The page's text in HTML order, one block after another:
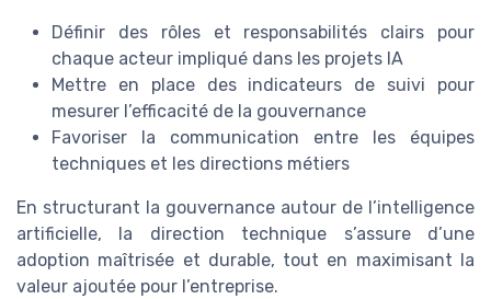
Définir des rôles et responsabilités clairs pour
chaque acteur impliqué dans les projets IA
Mettre en place des indicateurs de suivi pour
mesurer l’efficacité de la gouvernance
Favoriser la communication entre les équipes
techniques et les directions métiers
En structurant la gouvernance autour de l’intelligence
artificielle, la direction technique s’assure d’une
adoption maîtrisée et durable, tout en maximisant la
valeur ajoutée pour l’entreprise.